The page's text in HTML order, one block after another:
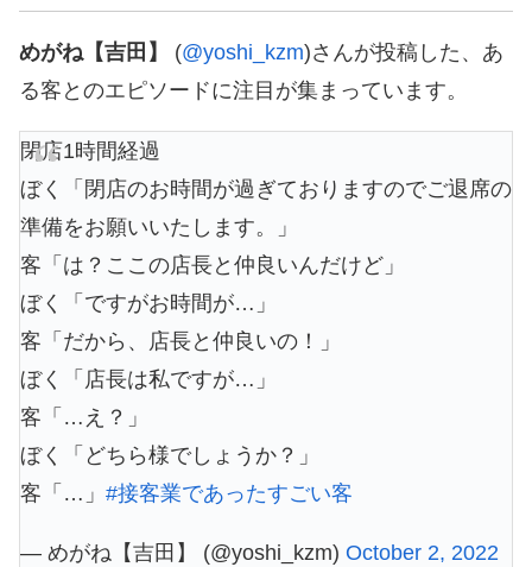
めがね【吉田】 (@yoshi_kzm)さんが投稿した、あ
る客とのエピソードに注目が集まっています。
閉店1時間経過
ぼく「閉店のお時間が過ぎておりますのでご退席の
準備をお願いいたします。」
客「は？ここの店長と仲良いんだけど」
ぼく「ですがお時間が…」
客「だから、店長と仲良いの！」
ぼく「店長は私ですが…」
客「…え？」
ぼく「どちら様でしょうか？」
客「…」 #接客業であったすごい客
— めがね【吉田】 (@yoshi_kzm) October 2, 2022